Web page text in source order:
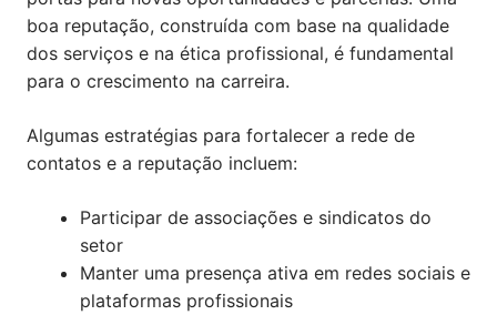
boa reputação, construída com base na qualidade
dos serviços e na ética profissional, é fundamental
para o crescimento na carreira.
Algumas estratégias para fortalecer a rede de
contatos e a reputação incluem:
Participar de associações e sindicatos do
setor
Manter uma presença ativa em redes sociais e
plataformas profissionais